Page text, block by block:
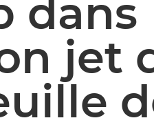
dans
jet